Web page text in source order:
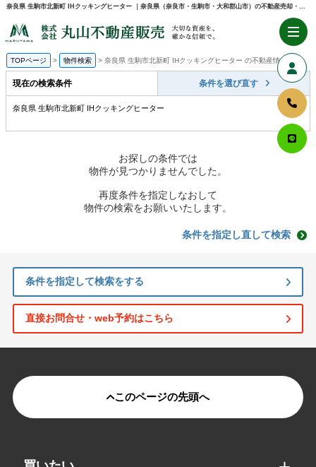
奈良県 生駒市北新町 IHクッキングヒーター ｜奈良県（奈良市・生駒市・大和郡山市）の不動産売却・購入のことなら株式会社丸山不動産販売
TOPページ 物件検索 奈良県 生駒市北新町 IHクッキングヒーター の不動産情報一覧
現在の検索条件 条件を選び直す
奈良県 生駒市北新町 IHクッキングヒーター
お探しの条件では
物件が見つかりませんでした。
再度条件を指定しなおして
物件の検索をお願いいたします。
条件を指定し直して検索
条件を指定して検索をする
直接お問合せ・web予約はこちら
このページの先頭へ